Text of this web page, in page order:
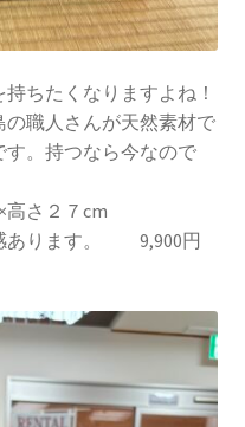
ちたくなりますよね！
職人さんが天然素材で
す。持つなら今なので
さ２７cm
あります。 9,900円